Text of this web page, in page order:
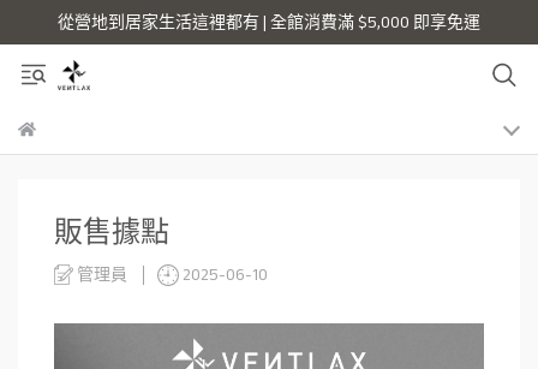
從營地到居家生活這裡都有 | 全館消費滿 $5,000 即享免運
販售據點
管理員 2025-06-10